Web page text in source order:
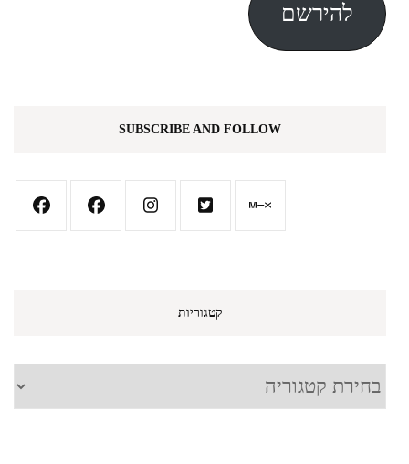
להירשם
SUBSCRIBE AND FOLLOW
קטגוריות
קטגוריות